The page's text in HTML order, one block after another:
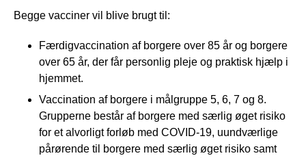
Begge vacciner vil blive brugt til:
Færdigvaccination af borgere over 85 år og borgere
over 65 år, der får personlig pleje og praktisk hjælp i
hjemmet.
Vaccination af borgere i målgruppe 5, 6, 7 og 8.
Grupperne består af borgere med særlig øget risiko
for et alvorligt forløb med COVID-19, uundværlige
pårørende til borgere med særlig øget risiko samt